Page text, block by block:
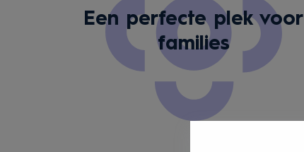
Een perfecte plek voor
families